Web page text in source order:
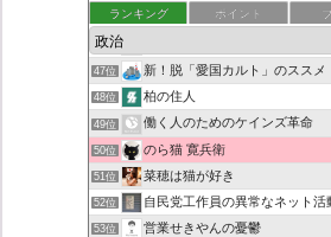
ランキング ポイント
45位 デモや街宣のお供に！プラカー
46位
47位 新！脱「愛国カルト」のススメ
48位 柏の住人
49位 働く人のためのケインズ革命
50位 のら猫 寛兵衛
51位 菜穂は猫が好き
52位 自民党工作員の異常なネット活
53位 営業せきやんの憂鬱